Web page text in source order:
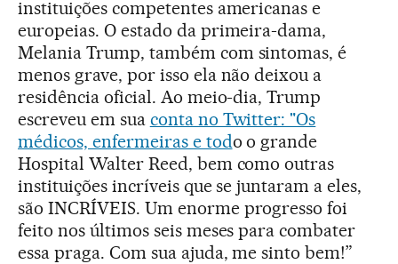
instituições competentes americanas e
europeias. O estado da primeira-dama,
Melania Trump, também com sintomas, é
menos grave, por isso ela não deixou a
residência oficial. Ao meio-dia, Trump
escreveu em sua conta no Twitter: "Os
médicos, enfermeiras e todo o grande
Hospital Walter Reed, bem como outras
instituições incríveis que se juntaram a eles,
são INCRÍVEIS. Um enorme progresso foi
feito nos últimos seis meses para combater
essa praga. Com sua ajuda, me sinto bem!”